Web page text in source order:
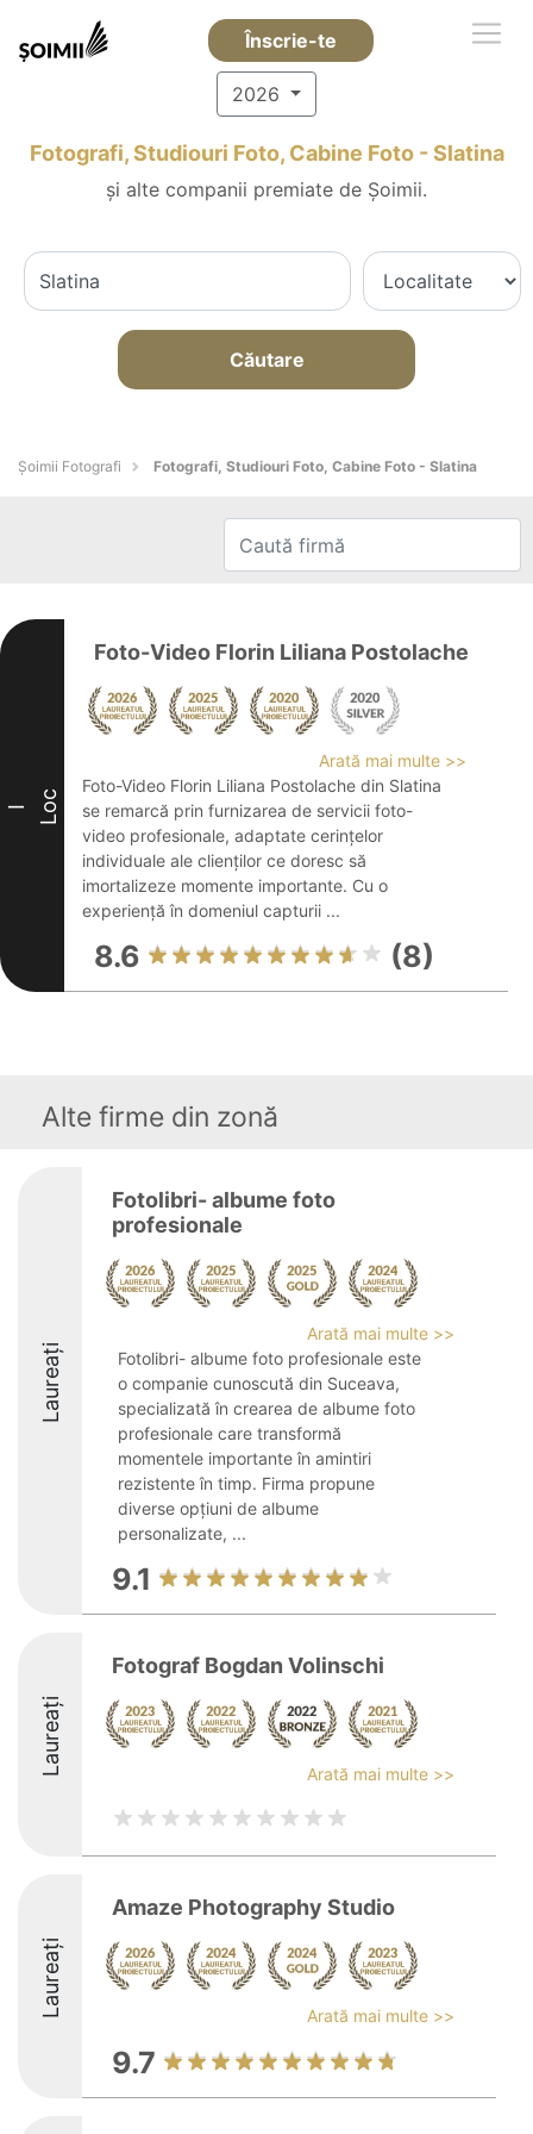
Înscrie-te
2026
Fotografi, Studiouri Foto, Cabine Foto - Slatina
și alte companii premiate de Șoimii.
Căutare
Șoimii Fotografi Fotografi, Studiouri Foto, Cabine Foto - Slatina
I Loc
Foto-Video Florin Liliana Postolache
Arată mai multe >>
Foto-Video Florin Liliana Postolache din Slatina
se remarcă prin furnizarea de servicii foto-
video profesionale, adaptate cerințelor
individuale ale clienților ce doresc să
imortalizeze momente importante. Cu o
experiență în domeniul capturii ...
8.6 (8)
Alte firme din zonă
Laureați
Fotolibri- albume foto
profesionale
Arată mai multe >>
Fotolibri- albume foto profesionale este
o companie cunoscută din Suceava,
specializată în crearea de albume foto
profesionale care transformă
momentele importante în amintiri
rezistente în timp. Firma propune
diverse opțiuni de albume
personalizate, ...
9.1
Laureați
Fotograf Bogdan Volinschi
Arată mai multe >>
Laureați
Amaze Photography Studio
Arată mai multe >>
9.7